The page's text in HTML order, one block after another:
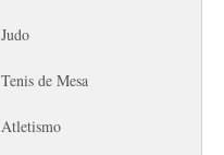
Judo
Tenis de Mesa
Atletismo